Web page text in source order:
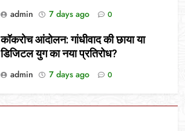
admin
7 days ago 0
कॉकरोच आंदोलन: गांधीवाद की छाया या
डिजिटल युग का नया प्रतिरोध?
admin
7 days ago 0